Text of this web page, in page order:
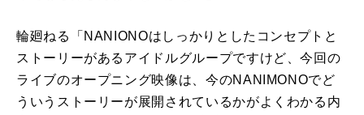
輪廻ねる「 NANIONOはしっかりとしたコンセプトと
ストーリーがあるアイドルグループですけど、今回の
ライブのオープニング映像は、今のNANIMONOでど
ういうストーリーが展開されているかがよくわかる内